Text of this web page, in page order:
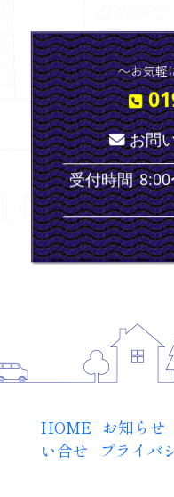
〜お気軽
お問
受付時間
HOME お知らせ
い合せ
プライバ
2015-2026 タ